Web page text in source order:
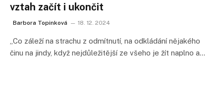
vztah začít i ukončit
Barbora Topinková 18. 12. 2024
„Co záleží na strachu z odmítnutí, na odkládání nějakého
činu na jindy, když nejdůležitější ze všeho je žít naplno a…